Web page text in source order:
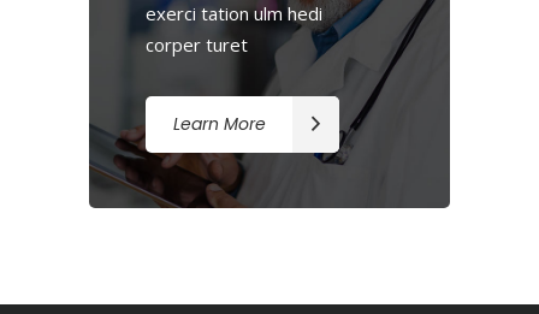
exerci tation ulm hedi
corper turet
Learn More